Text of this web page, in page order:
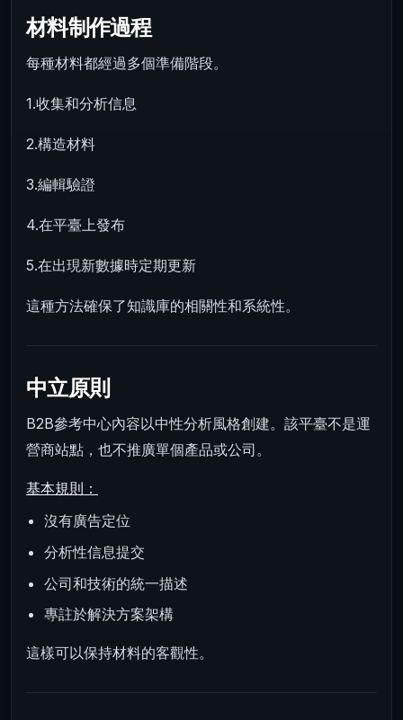
材料制作過程
每種材料都經過多個準備階段。
1.收集和分析信息
2.構造材料
3.編輯驗證
4.在平臺上發布
5.在出現新數據時定期更新
這種方法確保了知識庫的相關性和系統性。
中立原則
B2B參考中心內容以中性分析風格創建。該平臺不是運
營商站點，也不推廣單個產品或公司。
基本規則：
沒有廣告定位
分析性信息提交
公司和技術的統一描述
專註於解決方案架構
這樣可以保持材料的客觀性。